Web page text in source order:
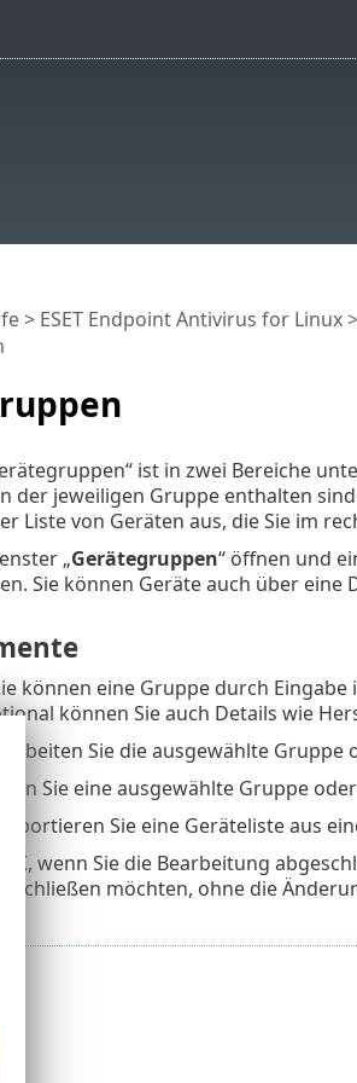
> ESET Endpoint Antivirus for Linux>
ist in zwei Bereiche
der jeweiligen Gruppe enthalten
Liste von Geräten aus, die Sie im
„Gerätegruppen“ öffnen und
Sie können Geräte auch über
können eine Gruppe durch
können Sie auch Details wie
Sie die ausgewählte
Sie eine ausgewählte Gruppe
Sie eine Geräteliste aus
OK, wenn Sie die Bearbeitung
schließen möchten, ohne die